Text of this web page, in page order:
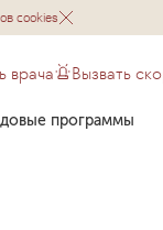
cookies
врача Вызвать
программы